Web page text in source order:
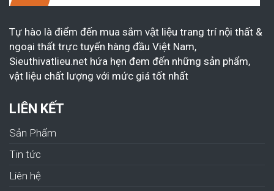
Tự hào là điểm đến mua sắm vật liệu trang trí nội thất &
ngoại thất trực tuyến hàng đầu Việt Nam,
Sieuthivatlieu.net hứa hẹn đem đến những sản phẩm,
vật liệu chất lượng với mức giá tốt nhất
LIÊN KẾT
Sản Phẩm
Tin tức
Liên hệ